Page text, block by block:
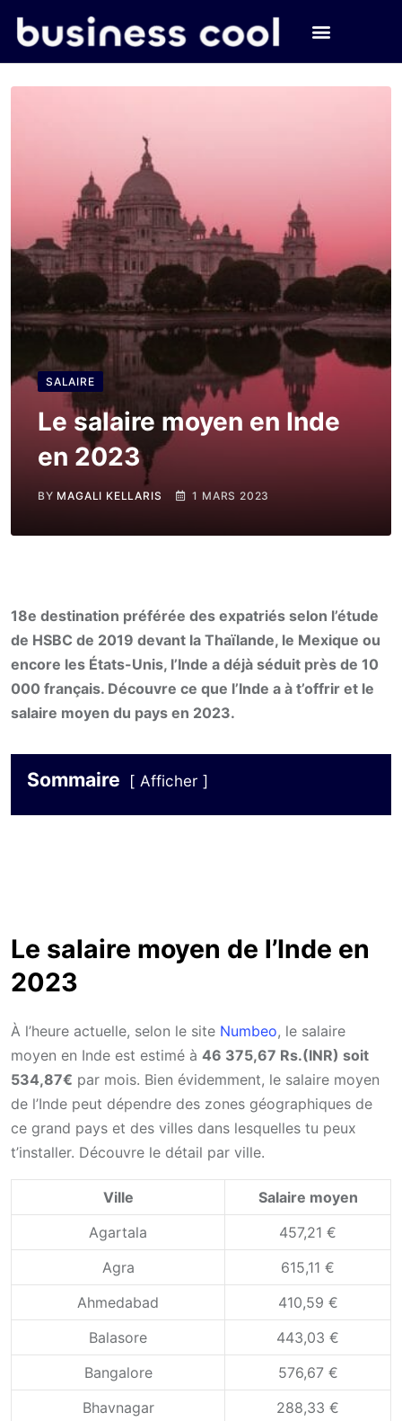
SALAIRE
Le salaire moyen en Inde
en 2023
BY MAGALI KELLARIS 1 MARS 2023
18e destination préférée des expatriés selon l’étude
de HSBC de 2019 devant la Thaïlande, le Mexique ou
encore les États-Unis, l’Inde a déjà séduit près de 10
000 français. Découvre ce que l’Inde a à t’offrir et le
salaire moyen du pays en 2023.
Sommaire Afficher
Le salaire moyen de l’Inde en
2023
À l’heure actuelle, selon le site Numbeo, le salaire
moyen en Inde est estimé à 46 375,67 Rs.(INR) soit
534,87€ par mois. Bien évidemment, le salaire moyen
de l’Inde peut dépendre des zones géographiques de
ce grand pays et des villes dans lesquelles tu peux
t’installer. Découvre le détail par ville.
Ville
Salaire moyen
Agartala
457,21 €
Agra
615,11 €
Ahmedabad
410,59 €
Balasore
443,03 €
Bangalore
576,67 €
Bhavnagar
288,33 €